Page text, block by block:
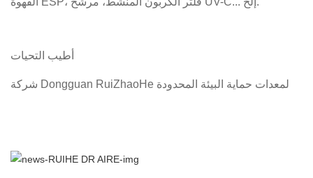
أطيب التحيات
شركة Dongguan RuiZhaoHe لمعدات حماية البيئة المحدودة